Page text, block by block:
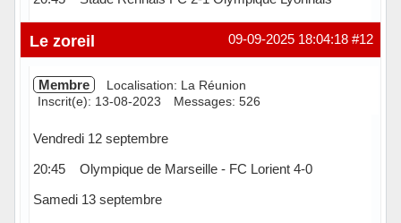
Hors ligne #12
09-09-2025 18:04:18
Le zoreil
Membre
Localisation: La Réunion
Inscrit(e): 13-08-2023
Messages: 526
Vendredi 12 septembre
20:45 Olympique de Marseille - FC Lorient 4-0
Samedi 13 septembre